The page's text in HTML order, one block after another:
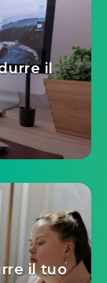
il
il tuo